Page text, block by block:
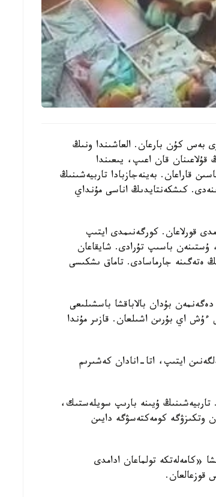
بەس كۇن بارعان. العاشىندا ونىڭ
قۇلاعىنان قان اعىپ، يىعىندا
قاراعان. بەينەجازبادا تاربيەشىنىڭ
كىشكەنتايدىڭ اناسى مۇنداي
قورلاعان. كورگەنىمدى ايتىپ
ۇستىنەن باسىپ تۇرادى. شايقاعان
ەتەگىنە جارماسادى. تاماق ىشكىسى
بۇدان بالاباقشا باسشىلىعى
ءۇش اي بۇرىن اشىلعان. قازىر مۇندا
ايتىپ، اتا-انادان كەشىرىم
ۇيىنە بارىپ سويلەستىك،
وتكىزۋگە كومەكتەسۋگە دايىن
«كامەلەتكە تولماعان ادامدى
قوزعالعان.